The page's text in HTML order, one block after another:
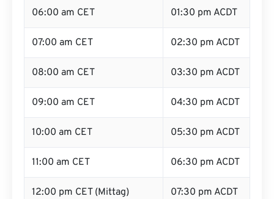
06:00 am CET 01:30 pm ACDT
07:00 am CET 02:30 pm ACDT
08:00 am CET 03:30 pm ACDT
09:00 am CET 04:30 pm ACDT
10:00 am CET 05:30 pm ACDT
11:00 am CET 06:30 pm ACDT
12:00 pm CET (Mittag) 07:30 pm ACDT